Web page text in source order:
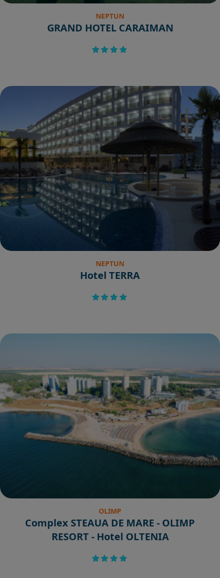
NEPTUN
GRAND HOTEL CARAIMAN
NEPTUN
Hotel TERRA
OLIMP
Complex STEAUA DE MARE - OLIMP
RESORT - Hotel OLTENIA